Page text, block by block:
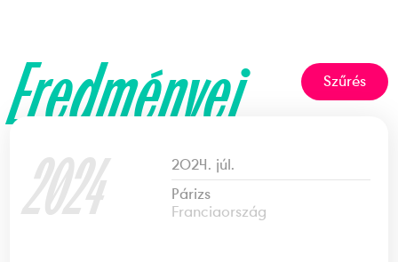
Eredményei Szűrés
2024
2024. júl.
Párizs
Franciaország